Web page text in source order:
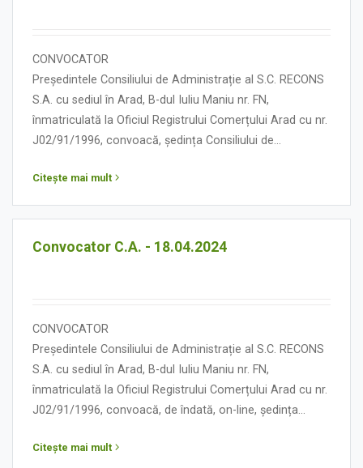
CONVOCATOR
Președintele Consiliului de Administrație al S.C. RECONS
S.A. cu sediul în Arad, B-dul Iuliu Maniu nr. FN,
înmatriculată la Oficiul Registrului Comerțului Arad cu nr.
J02/91/1996, convoacă, ședința Consiliului de
următoarea:
Citește mai mult
Convocator C.A. - 18.04.2024
CONVOCATOR
Președintele Consiliului de Administrație al S.C. RECONS
S.A. cu sediul în Arad, B-dul Iuliu Maniu nr. FN,
înmatriculată la Oficiul Registrului Comerțului Arad cu nr.
J02/91/1996, convoacă, de îndată, on-line, ședința
orele 13.00, cu următoarea:
Citește mai mult